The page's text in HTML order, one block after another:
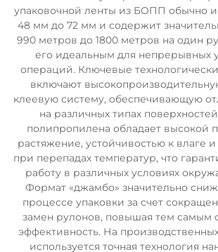
упаковочной ленты из БОПП обычно
48 мм до 72 мм и содержит
990 метров до 1800 метров на один
его идеальным для непрерывных
операций. Ключевые
включают
клеевую систему, обеспечивающую
на различных типах
полипропилена обладает высокой
растяжение, устойчивостью к влаге
при перепадах температур, что
работу в различных условиях
Формат «джамбо» значительно
процессе упаковки за счет
замен рулонов, повышая тем самым
эффективность. На
используется точная технология